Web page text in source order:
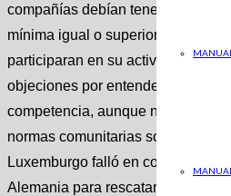
compañías debían tener a todos
mínima igual o superior al
participaran en su actividad. Los
objeciones por entender que la
competencia, aunque no
normas comunitarias sobre
Luxemburgo falló en contra de la
Alemania para rescatar a